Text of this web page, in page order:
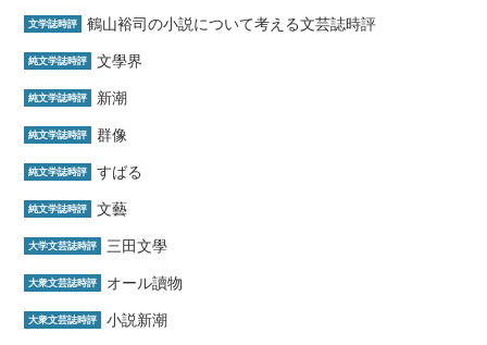
文学誌時評 鶴山裕司の小説について考える文芸誌時評
純文学誌時評 文學界
純文学誌時評 新潮
純文学誌時評 群像
純文学誌時評 すばる
純文学誌時評 文藝
大学文芸誌時評 三田文學
大衆文芸誌時評 オール讀物
大衆文芸誌時評 小説新潮